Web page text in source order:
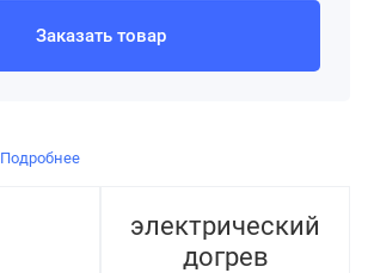
Подробнее
электрический
догрев
Заказать товар